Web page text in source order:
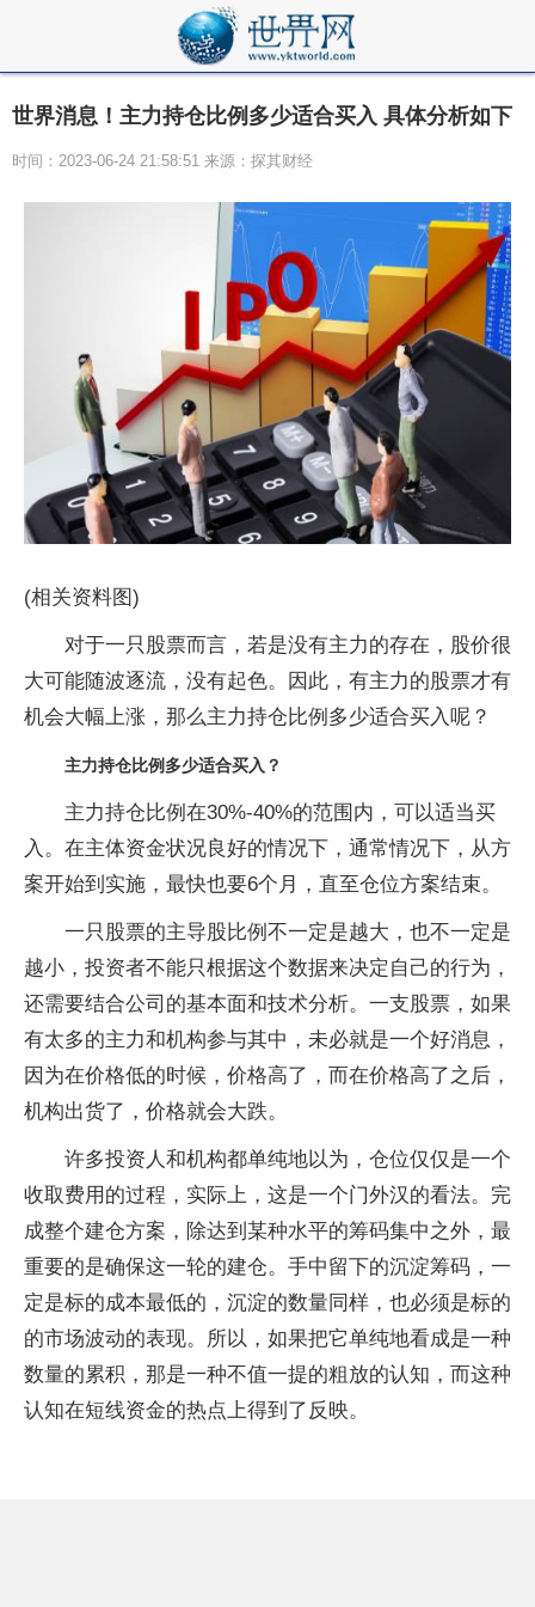
世界消息！主力持仓比例多少适合买入 具体分析如下
时间：2023-06-24 21:58:51 来源：探其财经
(相关资料图)
对于一只股票而言，若是没有主力的存在，股价很
大可能随波逐流，没有起色。因此，有主力的股票才有
机会大幅上涨，那么主力持仓比例多少适合买入呢？
主力持仓比例多少适合买入？
主力持仓比例在30%-40%的范围内，可以适当买
入。在主体资金状况良好的情况下，通常情况下，从方
案开始到实施，最快也要6个月，直至仓位方案结束。
一只股票的主导股比例不一定是越大，也不一定是
越小，投资者不能只根据这个数据来决定自己的行为，
还需要结合公司的基本面和技术分析。一支股票，如果
有太多的主力和机构参与其中，未必就是一个好消息，
因为在价格低的时候，价格高了，而在价格高了之后，
机构出货了，价格就会大跌。
许多投资人和机构都单纯地以为，仓位仅仅是一个
收取费用的过程，实际上，这是一个门外汉的看法。完
成整个建仓方案，除达到某种水平的筹码集中之外，最
重要的是确保这一轮的建仓。手中留下的沉淀筹码，一
定是标的成本最低的，沉淀的数量同样，也必须是标的
的市场波动的表现。所以，如果把它单纯地看成是一种
数量的累积，那是一种不值一提的粗放的认知，而这种
认知在短线资金的热点上得到了反映。